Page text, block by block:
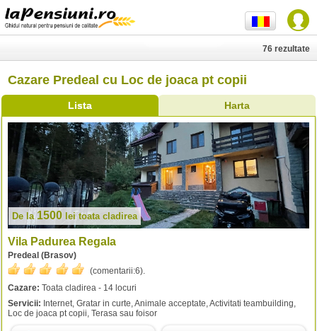
Cazare Predeal cu Loc de joaca pt copii
Lista Harta
76 rezultate
De la 1500 lei toata cladirea
Vila Padurea Regala
Predeal (Brasov)
(comentarii:6).
Cazare: Toata cladirea - 14 locuri
Servicii: Internet, Gratar in curte, Animale acceptate, Activitati teambuilding,
Loc de joaca pt copii, Terasa sau foisor